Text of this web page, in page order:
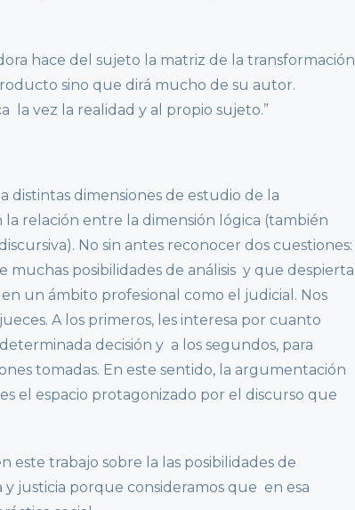
hace del sujeto la matriz de la transformación
sino que dirá mucho de su autor.
vez la realidad y al propio sujeto.”
distintas dimensiones de estudio de la
relación entre la dimensión lógica (también
No sin antes reconocer dos cuestiones:
posibilidades de análisis y que despierta
un ámbito profesional como el judicial. Nos
A los primeros, les interesa por cuanto
decisión y a los segundos, para
tomadas. En este sentido, la argumentación
el espacio protagonizado por el discurso que
trabajo sobre la las posibilidades de
justicia porque consideramos que en esa